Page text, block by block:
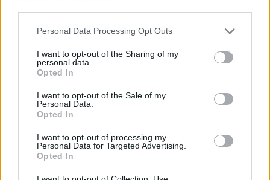
Please note that this website/app uses one or more Google
not limited to your visit or usage behaviour. You may click to
grant or deny consent to Google and its third-party tags to
use your data for below specified purposes in below Google
consent section.
Personal Data Processing Opt Outs
I want to opt-out of the Sharing of my
personal data.
Opted In
I want to opt-out of the Sale of my
Personal Data.
Opted In
I want to opt-out of processing my
Personal Data for Targeted Advertising.
Opted In